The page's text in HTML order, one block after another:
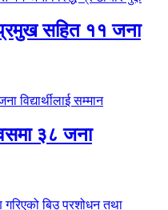
सहित ११ जना
३८ जना